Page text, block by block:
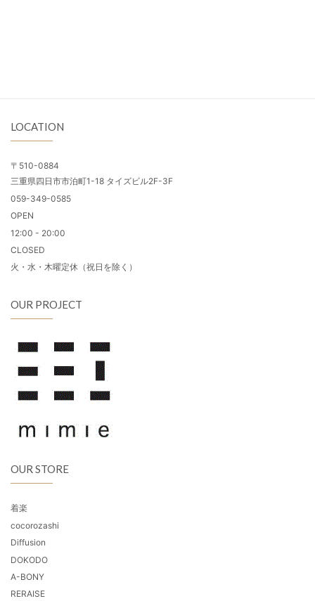
LOCATION
〒510-0884
三重県四日市市泊町1-18 タイズビル2F-3F
059-349-0585
OPEN
12:00 - 20:00
CLOSED
火・水・木曜定休（祝日を除く）
OUR PROJECT
OUR STORE
着楽
cocorozashi
Diffusion
DOKODO
A-BONY
RERAISE